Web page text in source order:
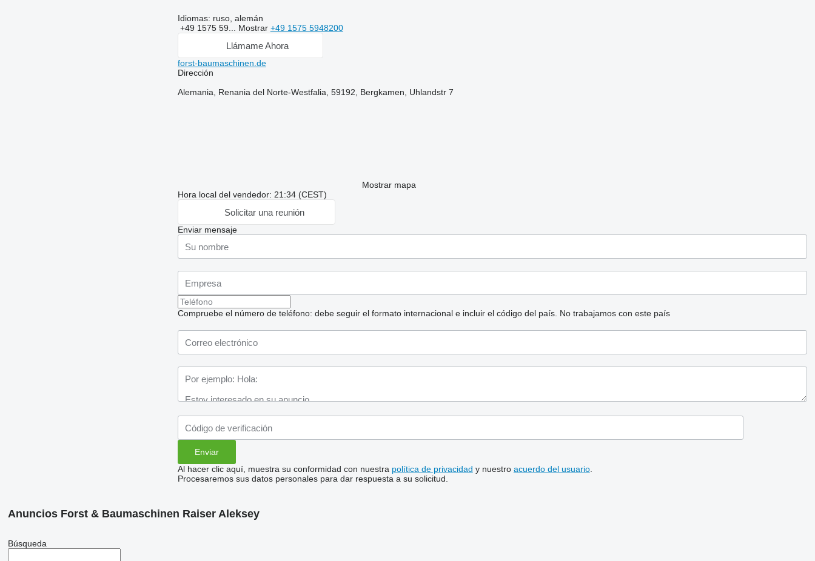
Idiomas: ruso, alemán
+49 1575 59... Mostrar +49 1575 5948200
Llámame Ahora
forst-baumaschinen.de
Dirección
Alemania, Renania del Norte-Westfalia, 59192, Bergkamen, Uhlandstr 7
Mostrar mapa
Hora local del vendedor: 21:34 (CEST)
Solicitar una reunión
Enviar mensaje
Compruebe el número de teléfono: debe seguir el formato internacional e incluir el código del país. No trabajamos con este país
Al hacer clic aquí, muestra su conformidad con nuestra política de privacidad y nuestro acuerdo del usuario.
Procesaremos sus datos personales para dar respuesta a su solicitud.
Anuncios Forst & Baumaschinen Raiser Aleksey
Búsqueda